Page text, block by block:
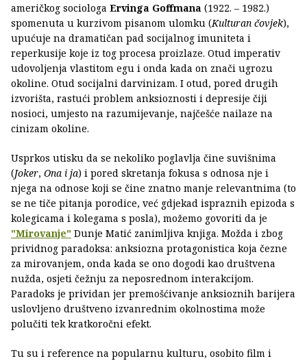
američkog sociologa Ervinga Goffmana (1922. – 1982.)
spomenuta u kurzivom pisanom ulomku (Kulturan čovjek),
upućuje na dramatičan pad socijalnog imuniteta i
reperkusije koje iz tog procesa proizlaze. Otud imperativ
udovoljenja vlastitom egu i onda kada on znači ugrozu
okoline. Otud socijalni darvinizam. I otud, pored drugih
izvorišta, rastući problem anksioznosti i depresije čiji
nosioci, umjesto na razumijevanje, najčešće nailaze na
cinizam okoline.
Usprkos utisku da se nekoliko poglavlja čine suvišnima
(Joker, Ona i ja) i pored skretanja fokusa s odnosa nje i
njega na odnose koji se čine znatno manje relevantnima (to
se ne tiče pitanja porodice, već gdjekad ispraznih epizoda s
kolegicama i kolegama s posla), možemo govoriti da je
"Mirovanje" Dunje Matić zanimljiva knjiga. Možda i zbog
prividnog paradoksa: anksiozna protagonistica koja čezne
za mirovanjem, onda kada se ono dogodi kao društvena
nužda, osjeti čežnju za neposrednom interakcijom.
Paradoks je prividan jer premošćivanje anksioznih barijera
uslovljeno društveno izvanrednim okolnostima može
polučiti tek kratkoročni efekt.
Tu su i reference na popularnu kulturu, osobito film i